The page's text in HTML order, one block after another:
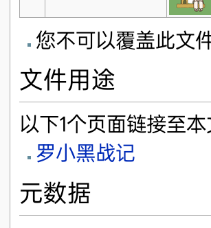
您不可以覆盖此文
文件用途
以下1个页面链接至
罗小黑战记
元数据